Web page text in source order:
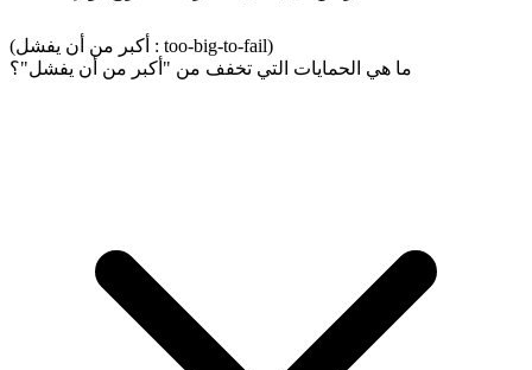
(أكبر من أن يفشل : too-big-to-fail)
ما هي الحمايات التي تخفف من "أكبر من أن يفشل"؟